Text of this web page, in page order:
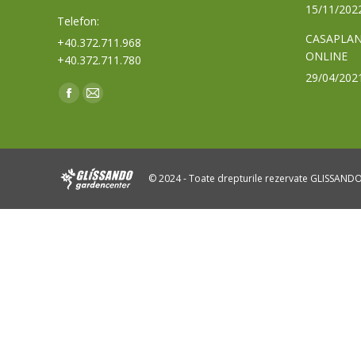
Telefon:
+40.372.711.968
+40.372.711.780
Find us on:
Facebook
new
Mail
new
15/11/
ONLINE
29/04/2021
© 2024 - Toate drepturile rezervate